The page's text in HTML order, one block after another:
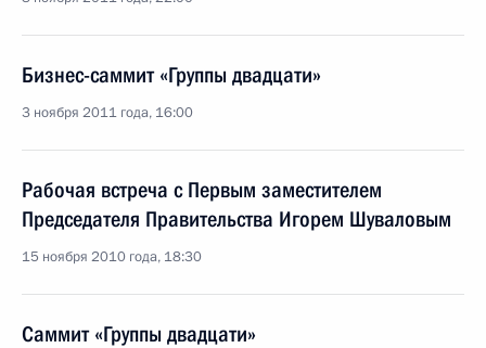
Бизнес-саммит «Группы двадцати»
3 ноября 2011 года, 16:00
Рабочая встреча с Первым заместителем
Председателя Правительства Игорем Шуваловым
15 ноября 2010 года, 18:30
Саммит «Группы двадцати»